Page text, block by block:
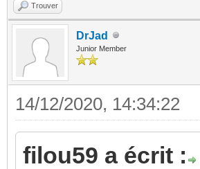
Trouver
DrJad
Junior Member
14/12/2020, 14:34:22
filou59 a écrit :